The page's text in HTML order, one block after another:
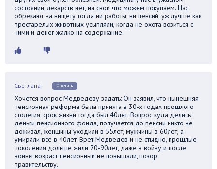
состоянии, лекарств нет, на свои что можем покупаем. Нас
обрекают на нищету тогда ни работы, ни пенсий, уж лучше как
престарелых животных усыпляли, когда не охота возиться с
ними и денег жалко на содержание.
Светлана Ответить
Хочется вопрос Медведеву задать: Он заявил, что нынешняя
пенсионная реформа была принята в 30-х годах прошлого
столетия, срок жизни тогда был 40лет. Вопрос куда делись
деньги пенсионного фонда, получается до пенсии никто не
доживал, женщины уходили в 55лет, мужчины в 60лет, а
умирали все в 40лет. Врет Медведев и не стыдно, прошлые
поколения дольше жили 70-90лет, даже в войну и после
войны возраст пенсионный не повышали, позор
правительству.